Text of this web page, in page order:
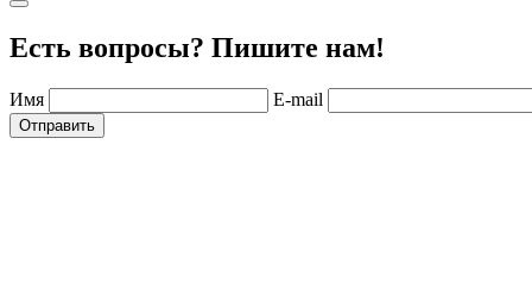
Есть вопросы? Пишите нам!
Имя E-mail